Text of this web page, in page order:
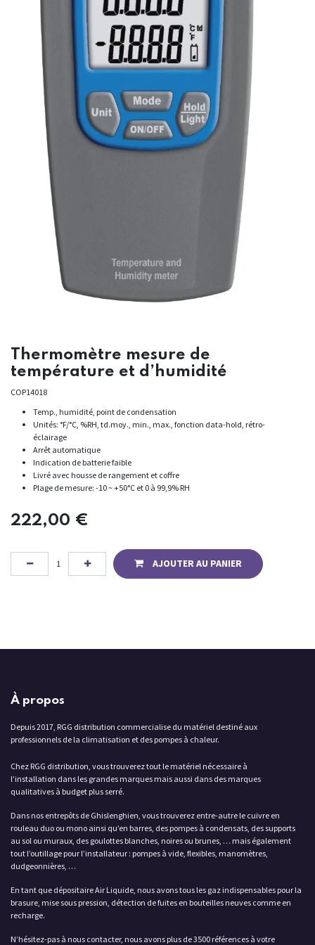
Thermomètre mesure de
température et d’humidité
COP14018
Temp., humidité, point de condensation
Unités: °F/°C, %RH, td.moy., min., max., fonction data-hold, rétro-
éclairage
Arrêt automatique
Indication de batterie faible
Livré avec housse de rangement et coffre
Plage de mesure: -10 ~ +50°C et 0 à 99,9% RH
222,00 €
AJOUTER AU PANIER
À propos
Depuis 2017, RGG distribution commercialise du matériel destiné aux
professionnels de la climatisation et des pompes à chaleur.
Chez RGG distribution, vous trouverez tout le matériel nécessaire à
l’installation dans les grandes marques mais aussi dans des marques
qualitatives à budget plus serré.
Dans nos entrepôts de Ghislenghien, vous trouverez entre-autre le cuivre en
rouleau duo ou mono ainsi qu’en barres, des pompes à condensats, des supports
au sol ou muraux, des goulottes blanches, noires ou brunes, … mais également
tout l’outillage pour l’installateur : pompes à vide, flexibles, manomètres,
dudgeonnières, …
En tant que dépositaire Air Liquide, nous avons tous les gaz indispensables pour la
brasure, mise sous pression, détection de fuites en bouteilles neuves comme en
recharge.
N’hésitez-pas à nous contacter, nous avons plus de 3500 références à votre